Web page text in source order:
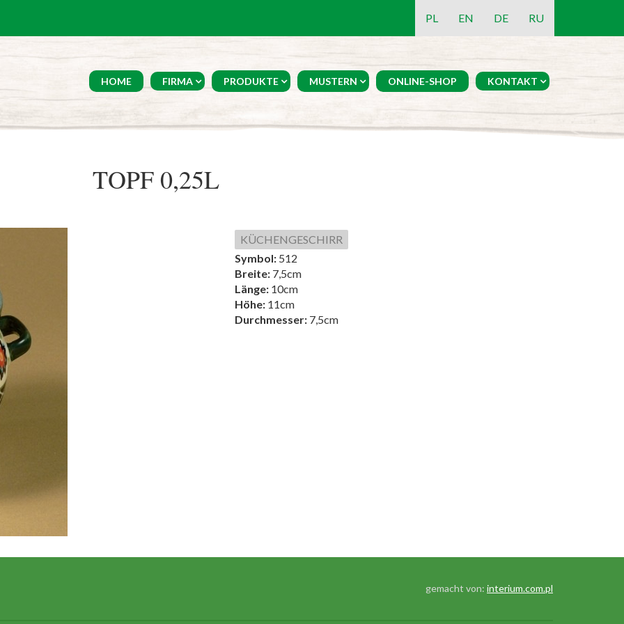
PL EN DE RU
HOME FIRMA PRODUKTE MUSTERN ONLINE-SHOP KONTAKT
TOPF 0,25L
KÜCHENGESCHIRR
Symbol: 512
Breite: 7,5cm
Länge: 10cm
Höhe: 11cm
Durchmesser: 7,5cm
gemacht von: interium.com.pl